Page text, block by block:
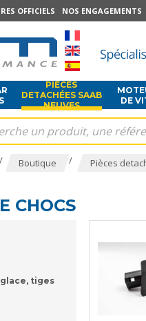
OFFICIELS NOS ENGAGEMENTS
PIÈCES
DETACHÉES SAAB
NEUVES
DE
/ Boutique / Pièces
CHOCS
tiges